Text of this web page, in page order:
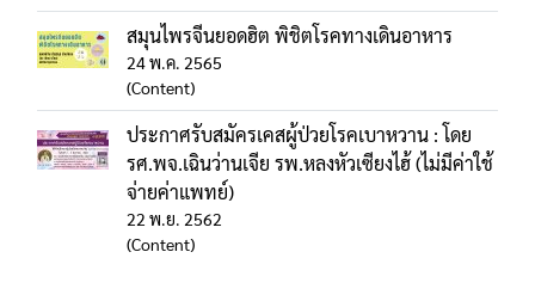
สมุนไพรจีนยอดฮิต พิชิตโรคทางเดินอาหาร
24 พ.ค. 2565
(Content)
ประกาศรับสมัครเคสผู้ป่วยโรคเบาหวาน : โดย
รศ.พจ.เฉินว่านเจีย รพ.หลงหัวเซียงไฮ้ (ไม่มีค่าใช้
จ่ายค่าแพทย์)
22 พ.ย. 2562
(Content)